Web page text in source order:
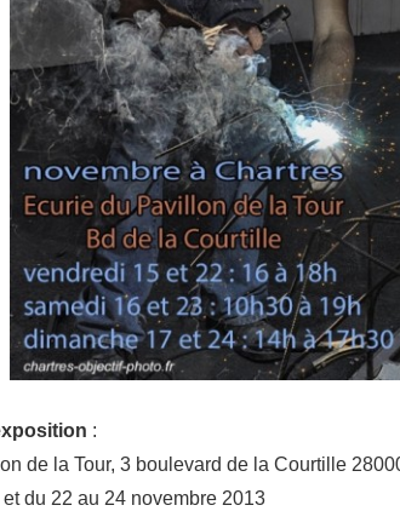
:
de la Tour, 3 boulevard de la Courtille
du 22 au 24 novembre 2013